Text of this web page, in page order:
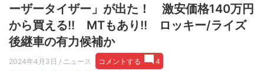
ーザータイザー」が出た！ 激安価格140万円
から買える!! MTもあり!! ロッキー/ライズ
後継車の有力候補か
2024年4月3日 / ニュース コメントする
4